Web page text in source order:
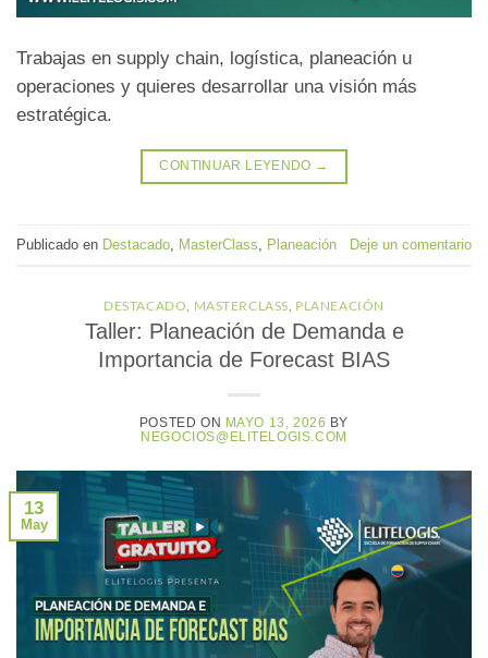
Trabajas en supply chain, logística, planeación u
operaciones y quieres desarrollar una visión más
estratégica.
CONTINUAR LEYENDO →
Publicado en Destacado MasterClass Planeación Deje un comentario
DESTACADO MASTERCLASS PLANEACIÓN
Taller: Planeación de Demanda e
Importancia de Forecast BIAS
POSTED ON MAYO 13, 2026 BY
NEGOCIOS@ELITELOGIS.COM
13
May